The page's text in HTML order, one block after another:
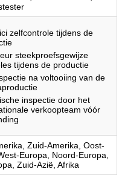
zelfcontrole tijdens de
steekproefsgewijze
tijdens de productie
na voltooiing van de
inspectie door het
verkoopteam vóór
Zuid-Amerika, Oost-
Europa, Noord-Europa,
Zuid-Azië, Afrika